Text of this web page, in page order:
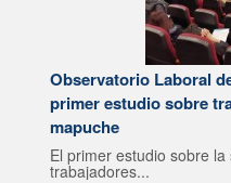
Observatorio Laboral
primer estudio sobre
mapuche
El primer estudio sobre
trabajadores...